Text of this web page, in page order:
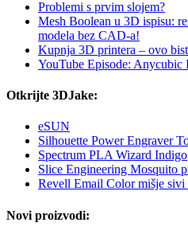
Problemi s prvim slojem?
Mesh Boolean u 3D ispisu:
modela bez CAD-a!
Kupnja 3D printera – ovo
YouTube Episode: Anycubic
Otkrijte 3DJake:
eSUN
Silhouette Power Engraver
Spectrum PLA Wizard Indigo
Slice Engineering Mosquito
Revell Email Color mišje sivi
Novi proizvodi: